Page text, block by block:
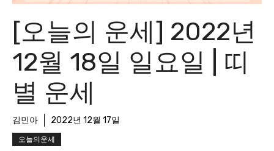
[오늘의 운세] 2022년
12월 18일 일요일 | 띠
별 운세
김민아 2022년 12월 17일
오늘의운세